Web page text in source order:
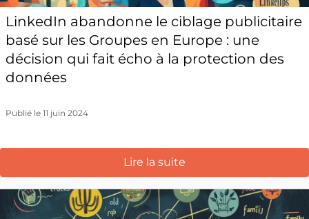
LinkedIn abandonne le ciblage publicitaire
basé sur les Groupes en Europe : une
décision qui fait écho à la protection des
données
Publié le 11 juin 2024
Lire la suite